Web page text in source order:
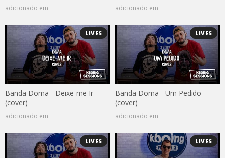
adicionado em adicionado em
LIVES
Banda Doma - Deixe-me Ir
(cover)
adicionado em
LIVES
Banda Doma - Um Pedido
(cover)
adicionado em
LIVES LIVES